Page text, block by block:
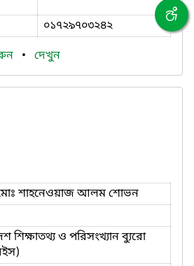
০১৭২৯৭০৩২৪২
• দেখুন
শাহনেওয়াজ আলম শোভন
শিক্ষাতথ্য ও পরিসংখ্যান ব্যুরো